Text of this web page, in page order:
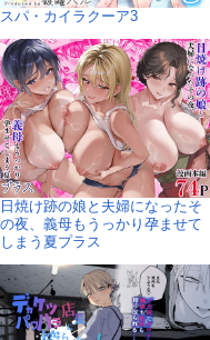
スパ・カイラクーア3
日焼け跡の娘と夫婦になったそ
の夜、義母もうっかり孕ませて
しまう夏プラス